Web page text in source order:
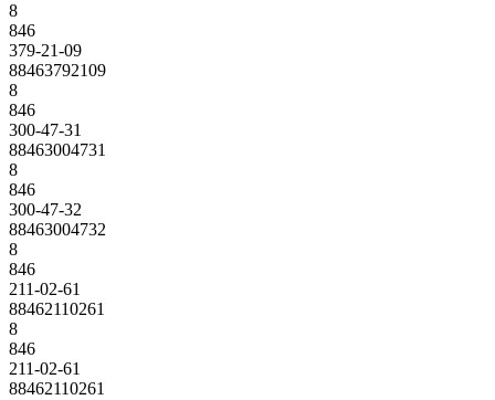
8
846
379-21-09
88463792109
8
846
300-47-31
88463004731
8
846
300-47-32
88463004732
8
846
211-02-61
88462110261
8
846
211-02-61
88462110261